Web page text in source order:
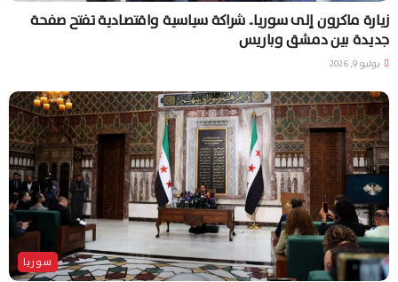
زيارة ماكرون إلى سوريا.. شراكة سياسية واقتصادية تفتح صفحة
جديدة بين دمشق وباريس
يوليو 9, 2026
سوريا